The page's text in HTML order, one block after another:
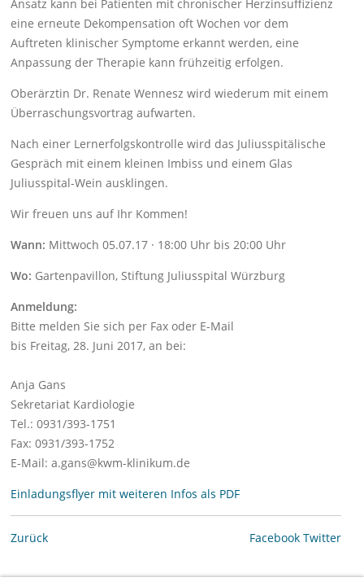
Ansatz kann bei Patienten mit chronischer Herzinsuffizienz
eine erneute Dekompensation oft Wochen vor dem
Auftreten klinischer Symptome erkannt werden, eine
Anpassung der Therapie kann frühzeitig erfolgen.
Oberärztin Dr. Renate Wennesz wird wiederum mit einem
Überraschungsvortrag aufwarten.
Nach einer Lernerfolgskontrolle wird das Juliusspitälische
Gespräch mit einem kleinen Imbiss und einem Glas
Juliusspital-Wein ausklingen.
Wir freuen uns auf Ihr Kommen!
Wann: Mittwoch 05.07.17 · 18:00 Uhr bis 20:00 Uhr
Wo: Gartenpavillon, Stiftung Juliusspital Würzburg
Anmeldung:
Bitte melden Sie sich per Fax oder E-Mail
bis Freitag, 28. Juni 2017, an bei:
Anja Gans
Sekretariat Kardiologie
Tel.: 0931/393-1751
Fax: 0931/393-1752
E-Mail: a.gans@kwm-klinikum.de
Einladungsflyer mit weiteren Infos als PDF
Zurück Facebook Twitter